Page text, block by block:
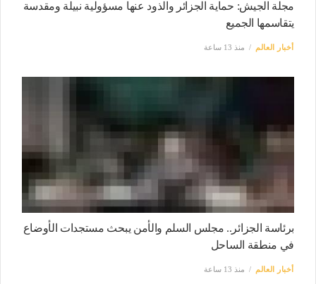
مجلة الجيش: حماية الجزائر والذود عنها مسؤولية نبيلة ومقدسة
يتقاسمها الجميع
أخبار العالم منذ 13 ساعة
برئاسة الجزائر.. مجلس السلم والأمن يبحث مستجدات الأوضاع
في منطقة الساحل
أخبار العالم منذ 13 ساعة